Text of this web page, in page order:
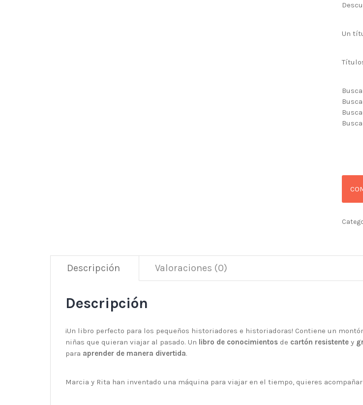
Un
Descripción Valoraciones (0)
Descripción
¡Un libro perfecto para los pequeños historiadores e historiadoras! Contiene un
niñas que quieran viajar al pasado. Un libro de conocimientos de cartón resistente y
para aprender de manera divertida.
Marcia y Rita han inventado una máquina para viajar en el tiempo, quieres